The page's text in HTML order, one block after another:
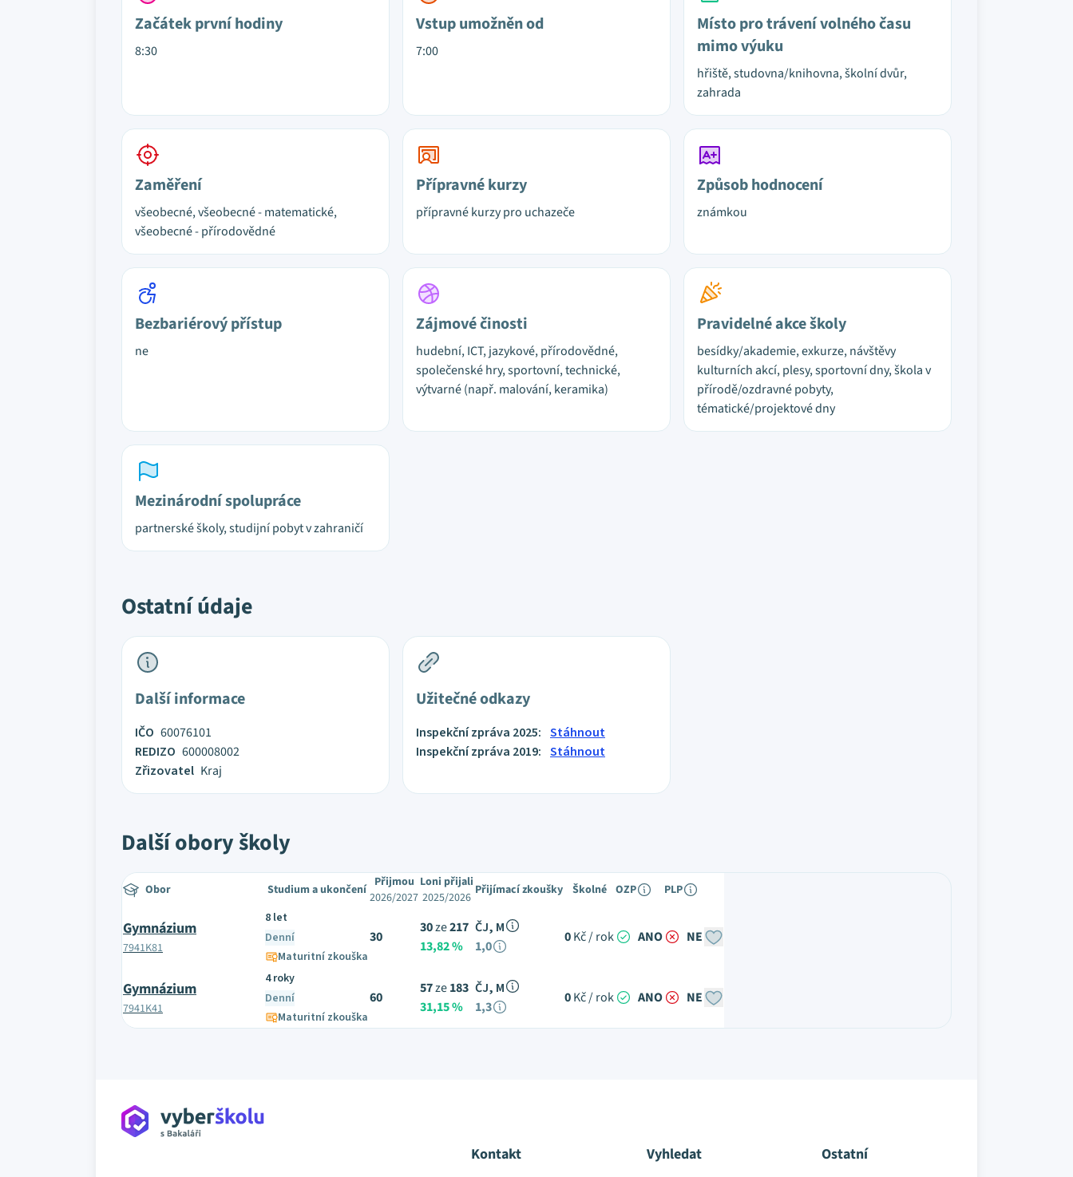
Začátek první hodiny
8:30
Vstup umožněn od
7:00
Místo pro trávení volného času
mimo výuku
hřiště, studovna/knihovna, školní dvůr,
zahrada
Zaměření
všeobecné, všeobecné - matematické,
všeobecné - přírodovědné
Přípravné kurzy
přípravné kurzy pro uchazeče
Způsob hodnocení
známkou
Bezbariérový přístup
ne
Zájmové činosti
hudební, ICT, jazykové, přírodovědné,
společenské hry, sportovní, technické,
výtvarné (např. malování, keramika)
Pravidelné akce školy
besídky/akademie, exkurze, návštěvy
kulturních akcí, plesy, sportovní dny, škola v
přírodě/ozdravné pobyty,
tématické/projektové dny
Mezinárodní spolupráce
partnerské školy, studijní pobyt v zahraničí
Ostatní údaje
Další informace
IČO 60076101
REDIZO 600008002
Zřizovatel Kraj
Užitečné odkazy
Inspekční zpráva 2025: Stáhnout
Inspekční zpráva 2019: Stáhnout
Další obory školy
Obor Studium a ukončení Přijmou
2026/2027
Loni přijali
2025/2026 Přijímací zkoušky Školné OZP PLP
Gymnázium
7941K81
8 let
Denní
Maturitní zkouška
30
30ze217
13,82 %
ČJ, M
1,0
0Kč / rok ANO NE
Gymnázium
7941K41
4 roky
Denní
Maturitní zkouška
60
57ze183
31,15 %
ČJ, M
1,3
0Kč / rok ANO NE
Kontakt Vyhledat Ostatní